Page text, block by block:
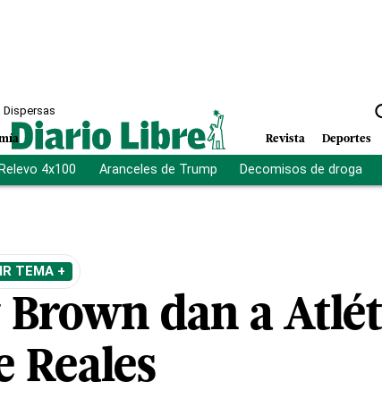
Dispersas
Revista Deportes
Relevo 4x100 Aranceles de Trump Decomisos de droga
TEMA +
Brown dan a
Reales